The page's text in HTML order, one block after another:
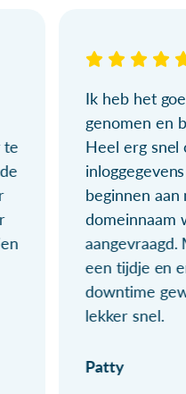
te
Ik heb het
genomen en
Heel erg snel
beginnen
domeinnaam
een tijdje en
downtime
lekker snel.
Patty